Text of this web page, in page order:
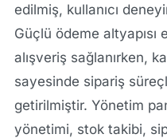
edilmiş, kullanıcı
Güçlü ödeme altyapısı
alışveriş sağlanırken,
sayesinde sipariş
getirilmiştir. Yönetim
yönetimi, stok takibi,